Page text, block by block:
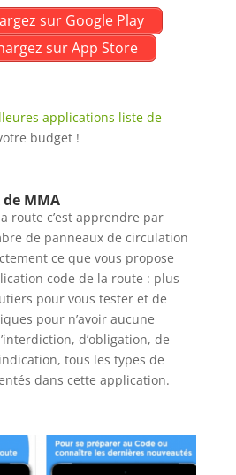
sur Google Play
sur App Store
applications liste de
budget !
MMA
route c’est apprendre par
de panneaux de circulation
ce que vous propose
code de la route : plus
pour vous tester et de
pour n’avoir aucune
d’obligation, de
tous les types de
dans cette application.